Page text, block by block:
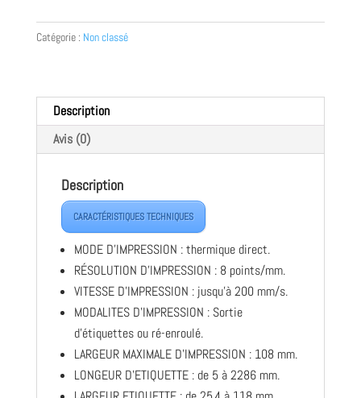
IMPRESSION
THERMIQUE
Catégorie : Non classé
Description
Avis (0)
Description
CARACTÉRISTIQUES TECHNIQUES
MODE D’IMPRESSION : thermique direct.
RÉSOLUTION D’IMPRESSION : 8 points/mm.
VITESSE D’IMPRESSION : jusqu’à 200 mm/s.
MODALITES D’IMPRESSION : Sortie
d’étiquettes ou ré-enroulé.
LARGEUR MAXIMALE D’IMPRESSION : 108 mm.
LONGEUR D’ETIQUETTE : de 5 à 2286 mm.